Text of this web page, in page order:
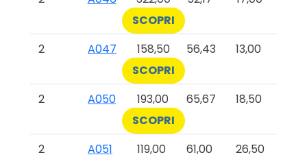
SCOPRI
2
A047 158,50 56,43
13,00
SCOPRI
2
A050 193,00 65,67
18,50
SCOPRI
2
A051 119,00 61,00
26,50